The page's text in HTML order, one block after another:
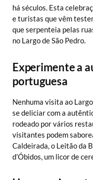
há séculos. Esta
e turistas que vêm
que serpenteia pelas
no Largo de São Pedro.
Experimente a
portuguesa
Nenhuma visita ao
se deliciar com a
rodeado por vários
visitantes podem
Caldeirada, o Leitão da
d’Óbidos, um licor de